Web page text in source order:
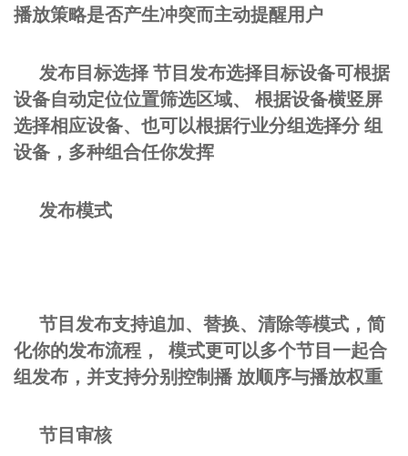
播放策略是否产生冲突而主动提醒用户
发布目标选择 节目发布选择目标设备可根据
设备自动定位位置筛选区域、 根据设备横竖屏
选择相应设备、也可以根据行业分组选择分 组
设备，多种组合任你发挥
发布模式
节目发布支持追加、替换、清除等模式，简
化你的发布流程， 模式更可以多个节目一起合
组发布，并支持分别控制播 放顺序与播放权重
节目审核